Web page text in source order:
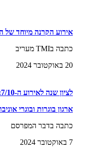
אירוע הקרנה מיוחד של
כתבה בTMI מעריב
20 באוקטובר 2024
לציון שנה לאירוע ה-7/10:
ארגון בוגרות ובוגרי
כתבה בדבר המפרסם
7 באוקטובר 2024